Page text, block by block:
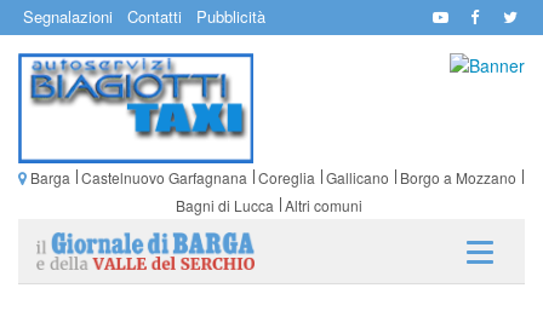
Segnalazioni Contatti Pubblicità
Barga Castelnuovo Garfagnana Coreglia Gallicano
Borgo a Mozzano
Bagni di Lucca Altri comuni